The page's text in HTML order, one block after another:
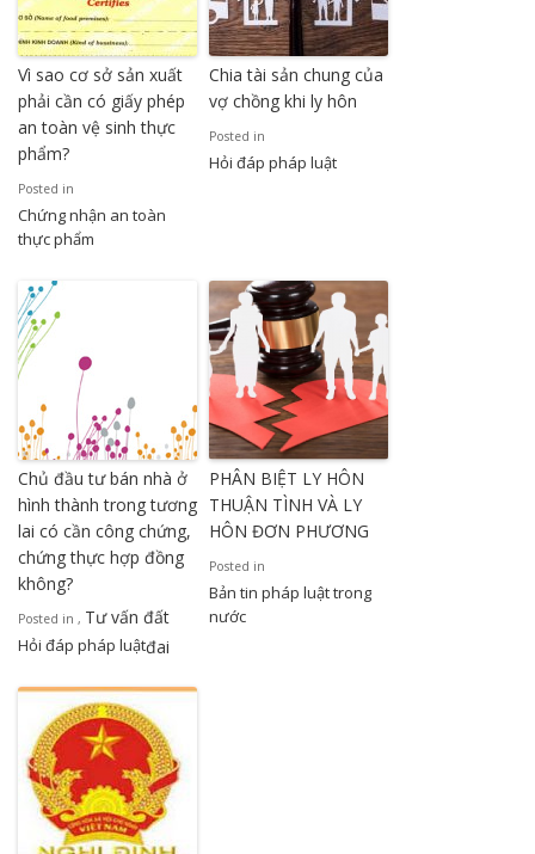
Vì sao cơ sở sản xuất
phải cần có giấy phép
an toàn vệ sinh thực
phẩm?
Posted in
Chứng nhận an toàn
thực phẩm
Chia tài sản chung của
vợ chồng khi ly hôn
Posted in
Hỏi đáp pháp luật
Chủ đầu tư bán nhà ở
hình thành trong tương
lai có cần công chứng,
chứng thực hợp đồng
không?
Posted in
Hỏi đáp pháp luật
, Tư vấn đất
đai
PHÂN BIỆT LY HÔN
THUẬN TÌNH VÀ LY
HÔN ĐƠN PHƯƠNG
Posted in
Bản tin pháp luật trong
nước